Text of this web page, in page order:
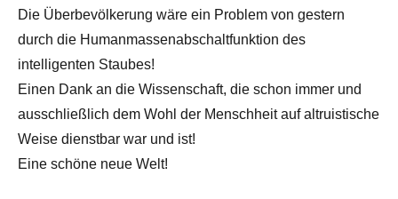
Die Überbevölkerung wäre ein Problem von gestern
durch die Humanmassenabschaltfunktion des
intelligenten Staubes!
Einen Dank an die Wissenschaft, die schon immer und
ausschließlich dem Wohl der Menschheit auf altruistische
Weise dienstbar war und ist!
Eine schöne neue Welt!